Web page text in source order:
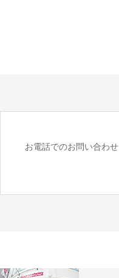
お電話でのお問い合わせ